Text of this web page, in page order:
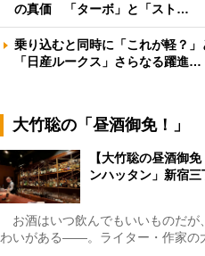
の真価 「ターボ」と「スト…
乗り込むと同時に「これが軽？
「日産ルークス」さらなる躍進…
大竹聡の「昼酒御免！」
【大竹聡の昼酒御
ンハッタン」新宿
お酒はいつ飲んでもいいものだが
わいがある――。ライター・作家の